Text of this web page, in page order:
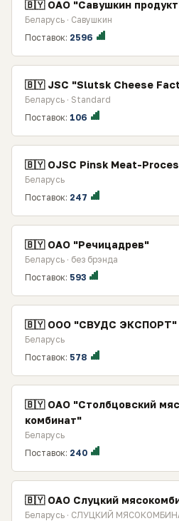
🇧🇾 ОАО "Савушкин
Беларусь · Савушкин
Поставок: 2596
🇧🇾 JSC "Slutsk Cheese
Беларусь · Standard
Поставок: 106
🇧🇾 OJSC Pinsk Meat-
Беларусь
Поставок: 247
🇧🇾 ОАО "Речицадрев"
Беларусь · без брэнда
Поставок: 593
🇧🇾 ООО "СВУДС ЭКСПОРТ"
Беларусь
Поставок: 578
🇧🇾 ОАО "Столбцовский
комбинат"
Беларусь
Поставок: 240
🇧🇾 ОАО Слуцкий
Беларусь · СЛУЦКИЙ